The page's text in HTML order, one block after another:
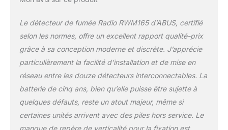
coucher, le salon, la
chambre d'enfant, le
couloir, ainsi que les
camping-cars. La zone
de détection d'un
détecteur est de 40 m²
(dans une pièce)
Le détecteur de fumée Radio RWM165 d’ABUS, certifié
selon les normes, offre un excellent rapport qualité-prix
grâce à sa conception moderne et discrète. J’apprécie
particulièrement la facilité d’installation et de mise en
réseau entre les douze détecteurs interconnectables. La
batterie de cinq ans, bien qu’elle puisse être sujette à
quelques défauts, reste un atout majeur, même si
certaines unités arrivent avec des piles hors service. Le